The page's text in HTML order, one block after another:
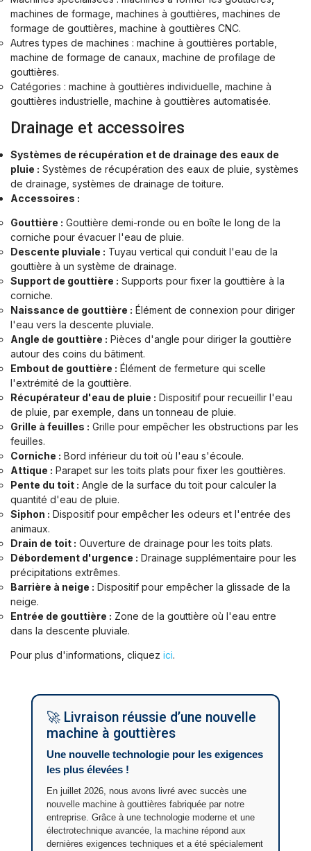
machines de formage, machines à gouttières, machines de
formage de gouttières, machine à gouttières CNC.
Autres types de machines : machine à gouttières portable,
machine de formage de canaux, machine de profilage de
gouttières.
Catégories : machine à gouttières individuelle, machine à
gouttières industrielle, machine à gouttières automatisée.
Drainage et accessoires
Systèmes de récupération et de drainage des eaux de
pluie : Systèmes de récupération des eaux de pluie, systèmes
de drainage, systèmes de drainage de toiture.
Accessoires :
Gouttière : Gouttière demi-ronde ou en boîte le long de la
corniche pour évacuer l'eau de pluie.
Descente pluviale : Tuyau vertical qui conduit l'eau de la
gouttière à un système de drainage.
Support de gouttière : Supports pour fixer la gouttière à la
corniche.
Naissance de gouttière : Élément de connexion pour diriger
l'eau vers la descente pluviale.
Angle de gouttière : Pièces d'angle pour diriger la gouttière
autour des coins du bâtiment.
Embout de gouttière : Élément de fermeture qui scelle
l'extrémité de la gouttière.
Récupérateur d'eau de pluie : Dispositif pour recueillir l'eau
de pluie, par exemple, dans un tonneau de pluie.
Grille à feuilles : Grille pour empêcher les obstructions par les
feuilles.
Corniche : Bord inférieur du toit où l'eau s'écoule.
Attique : Parapet sur les toits plats pour fixer les gouttières.
Pente du toit : Angle de la surface du toit pour calculer la
quantité d'eau de pluie.
Siphon : Dispositif pour empêcher les odeurs et l'entrée des
animaux.
Drain de toit : Ouverture de drainage pour les toits plats.
Débordement d'urgence : Drainage supplémentaire pour les
précipitations extrêmes.
Barrière à neige : Dispositif pour empêcher la glissade de la
neige.
Entrée de gouttière : Zone de la gouttière où l'eau entre
dans la descente pluviale.
Pour plus d'informations, cliquez ici.
🚀 Livraison réussie d’une nouvelle
machine à gouttières
Une nouvelle technologie pour les exigences
les plus élevées !
En juillet 2026, nous avons livré avec succès une
nouvelle machine à gouttières fabriquée par notre
entreprise. Grâce à une technologie moderne et une
électrotechnique avancée, la machine répond aux
dernières exigences techniques et a été spécialement